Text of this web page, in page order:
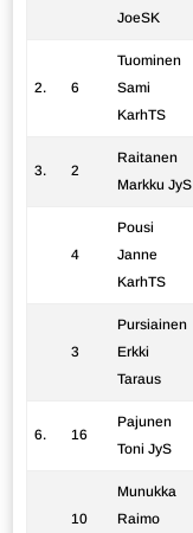
JoeSK
2. 6
Tuominen
Sami
KarhTS
3. 2
Raitanen
Markku JyS
4
Pousi
Janne
KarhTS
3
Pursiainen
Erkki
Taraus
6. 16
Pajunen
Toni JyS
10
Munukka
Raimo